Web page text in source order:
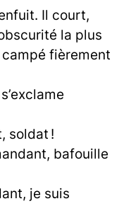
Il court,
la plus
fièrement
soldat !
bafouille
je suis